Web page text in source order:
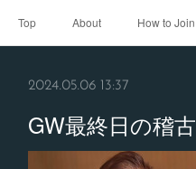
Top About How to Join
2024.05.06 13:37
GW最終日の稽古